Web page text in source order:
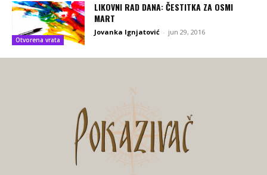
Otvorena vrata
LIKOVNI RAD DANA: ČESTITKA ZA OSMI
MART
Jovanka Ignjatović - jun 29, 2016